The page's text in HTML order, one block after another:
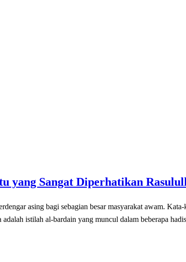
yang Sangat Diperhatikan
istilah al-bardain yang muncul dalam beberapa